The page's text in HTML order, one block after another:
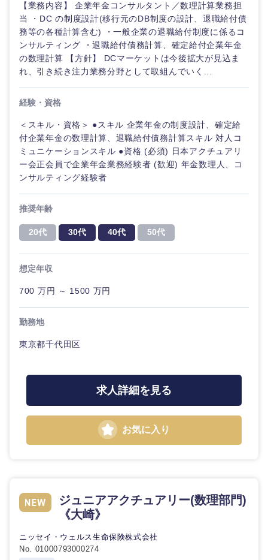
中国・四国地方
鳥取県
【業務内容】 企業年金コンサルタント／数理計算業務担
当 ・DC の制度設計(移行元のDB制度の設計、退職給付債
務等の各種計算含む) ・一般企業の退職給付制度に係るコ
ンサルティング ・退職給付債務計算、確定給付企業年金
の数理計算 【方針】 DCマーケットは今後拡大が見込ま
れ、引き続き注力業務分野として取組んでいく...
経験・資格
＜スキル・資格＞ ●スキル 企業年金の制度設計、確定給
付企業年金の数理計算、退職給付債務計算スキル 対人コ
ミュニケーションスキル ●資格 (必須) 日本アクチュアリ
ー会正会員で企業年金業務経験者 (歓迎) 年金数理人、コ
ンサルティング経験者
推奨年齢
20代 30代 40代 50代
想定年収
700 万円 ～ 1500 万円
勤務地
東京都千代田区
求人詳細を見る
お気に入り
ジュニアアクチュアリー(数理部門)
《大崎》
ニッセイ・ウェルス生命保険株式会社
No. 01000793000274